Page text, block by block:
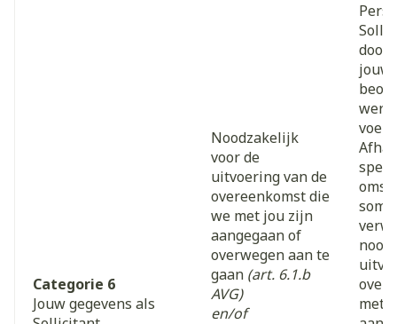
Categorie 6
Jouw gegevens als
Noodzakelijk
voor de
uitvoering van de
overeenkomst die
we met jou zijn
aangegaan of
overwegen aan te
gaan (art. 6.1.b
AVG)
en/of
door
jouw
met